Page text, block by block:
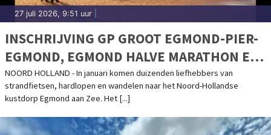
27 juli 2026, 9:51 uur
INSCHRIJVING GP GROOT EGMOND-PIER-
EGMOND, EGMOND HALVE MARATHON EN
HOTEL IN EGMOND WANDEL MARATHON
GEOPEND
NOORD HOLLAND - In januari komen duizenden liefhebbers van
strandfietsen, hardlopen en wandelen naar het Noord-Hollandse
kustdorp Egmond aan Zee. Het [...]